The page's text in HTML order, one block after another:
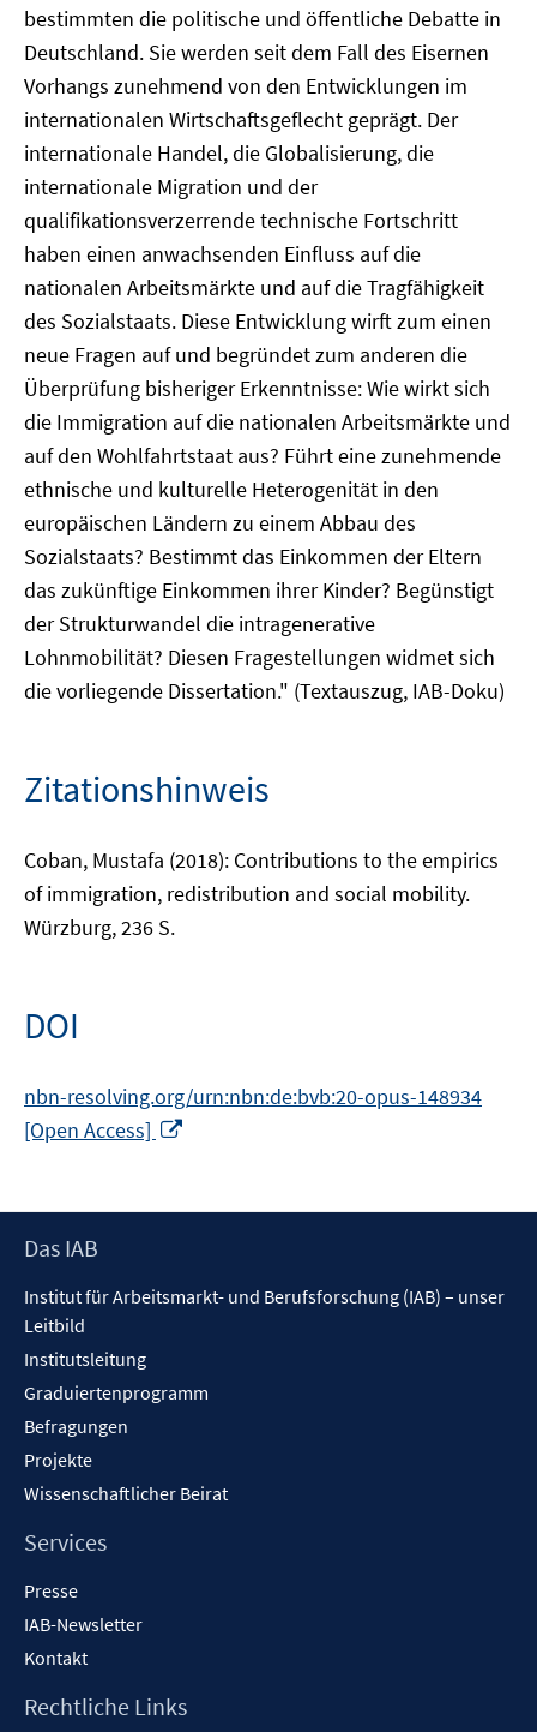
bestimmten die politische und öffentliche Debatte in
Deutschland. Sie werden seit dem Fall des Eisernen
Vorhangs zunehmend von den Entwicklungen im
internationalen Wirtschaftsgeflecht geprägt. Der
internationale Handel, die Globalisierung, die
internationale Migration und der
qualifikationsverzerrende technische Fortschritt
haben einen anwachsenden Einfluss auf die
nationalen Arbeitsmärkte und auf die Tragfähigkeit
des Sozialstaats. Diese Entwicklung wirft zum einen
neue Fragen auf und begründet zum anderen die
Überprüfung bisheriger Erkenntnisse: Wie wirkt sich
die Immigration auf die nationalen Arbeitsmärkte und
auf den Wohlfahrtstaat aus? Führt eine zunehmende
ethnische und kulturelle Heterogenität in den
europäischen Ländern zu einem Abbau des
Sozialstaats? Bestimmt das Einkommen der Eltern
das zukünftige Einkommen ihrer Kinder? Begünstigt
der Strukturwandel die intragenerative
Lohnmobilität? Diesen Fragestellungen widmet sich
die vorliegende Dissertation." (Textauszug, IAB-Doku)
Zitationshinweis
Coban, Mustafa (2018): Contributions to the empirics
of immigration, redistribution and social mobility.
Würzburg, 236 S.
DOI
nbn-resolving.org/urn:nbn:de:bvb:20-opus-148934
[Open Access]
öffnen
Footer
Das IAB
Institut für Arbeitsmarkt- und Berufsforschung (IAB) – unser
Leitbild
Institutsleitung
Graduiertenprogramm
Befragungen
Projekte
Wissenschaftlicher Beirat
Services
Presse
IAB-Newsletter
Kontakt
Rechtliche Links